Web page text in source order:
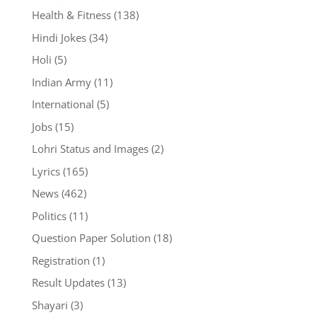
Health & Fitness(138)
Hindi Jokes(34)
Holi (5)
Indian Army(11)
International (5)
Jobs(15)
Lohri Status and Images(2)
Lyrics(165)
News(462)
Politics(11)
Question Paper Solution (18)
Registration (1)
Result Updates(13)
Shayari (3)